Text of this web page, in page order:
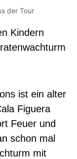
der Tour
Kindern
ist ein alter
Figuera
Feuer und
schon mal
mit